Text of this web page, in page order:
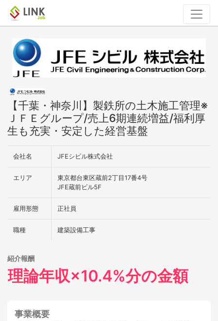
【千葉・神奈川】製鉄所の土木施工管理※
ＪＦＥグループ/売上6期連続増益/福利厚
生も充実・安定した経営基盤
会社名 JFEシビル株式会社
エリア
東京都台東区蔵前2丁目17番4号
JFE蔵前ビル5F
雇用形態 正社員
職種 建築設備工事
紹介報酬
理論年収×10.4%分の金額
事業概要